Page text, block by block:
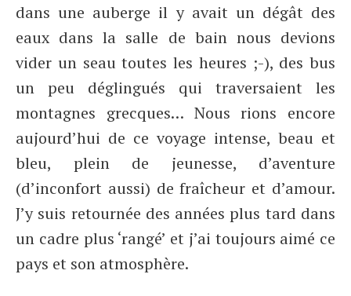
dans une auberge il y avait un dégât des
eaux dans la salle de bain nous devions
vider un seau toutes les heures ;-), des bus
un peu déglingués qui traversaient les
montagnes grecques… Nous rions encore
aujourd’hui de ce voyage intense, beau et
bleu, plein de jeunesse, d’aventure
(d’inconfort aussi) de fraîcheur et d’amour.
J’y suis retournée des années plus tard dans
un cadre plus ‘rangé’ et j’ai toujours aimé ce
pays et son atmosphère.